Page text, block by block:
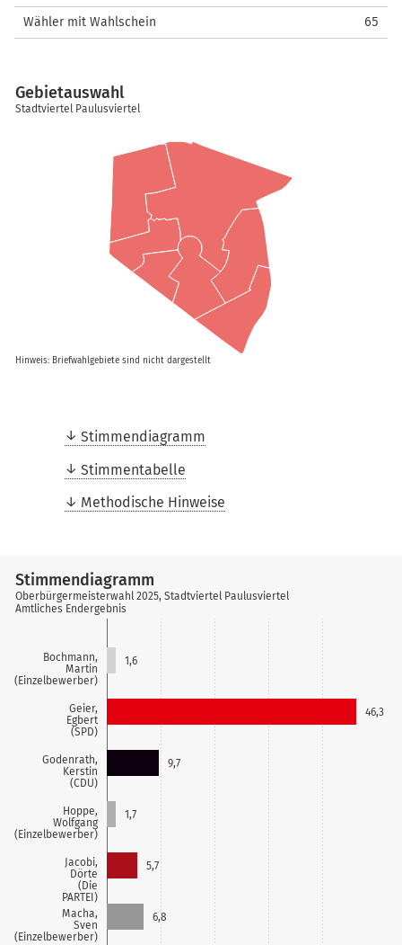
Wähler mit Wahlschein 65
Hinweis: Briefwahlgebiete sind nicht dargestellt
Gebietauswahl
Stadtviertel Paulusviertel
Stimmendiagramm
Stimmentabelle
Methodische Hinweise
Bochmann,
Martin
(Einzelbewerber)
Geier,
Egbert
(SPD)
Godenrath,
Kerstin
(CDU)
Hoppe,
Wolfgang
(Einzelbewerber)
Jacobi,
Dörte
(Die
PARTEI)
Macha,
Sven
(Einzelbewerber)
1,6
46,3
9,7
1,7
5,7
6,8
Stimmendiagramm
Oberbürgermeisterwahl 2025, Stadtviertel Paulusviertel
Amtliches Endergebnis